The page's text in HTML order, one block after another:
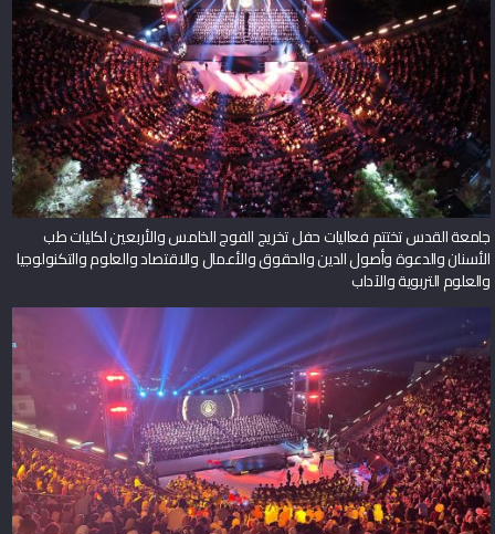
جامعة القدس تختتم فعاليات حفل تخريج الفوج الخامس والأربعين لكليات طب
الأسنان والدعوة وأصول الدين والحقوق والأعمال والاقتصاد والعلوم والتكنولوجيا
والعلوم التربوية والآداب